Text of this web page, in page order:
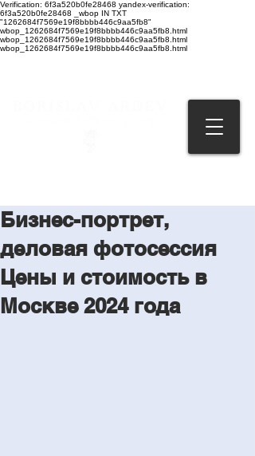
Verification: 6f3a520b0fe28468 yandex-verification:
6f3a520b0fe28468 _wbop IN TXT
"1262684f7569e19f8bbbb446c9aa5fb8"
wbop_1262684f7569e19f8bbbb446c9aa5fb8.html
wbop_1262684f7569e19f8bbbb446c9aa5fb8.html
wbop_1262684f7569e19f8bbbb446c9aa5fb8.html
Бизнес-портрет,
деловая фотосессия
Цены и стоимость в
Москве 2024 года